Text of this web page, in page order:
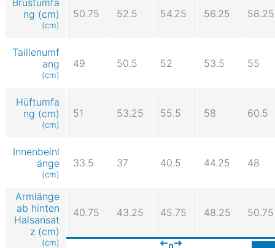
ng (cm)
(cm)
50.75 52.5 54.25 56.25 58.25
Taillenumf
ang
(cm)
49 50.5 52 53.5 55
Hüftumfa
ng (cm)
(cm)
51 53.25 55.5 58 60.5
Innenbeinl
änge
(cm)
33.5 37 40.5 44.25 48
Armlänge
ab hinten
Halsansat
z (cm)
(cm)
40.75 43.25 45.75 48.25 50.75